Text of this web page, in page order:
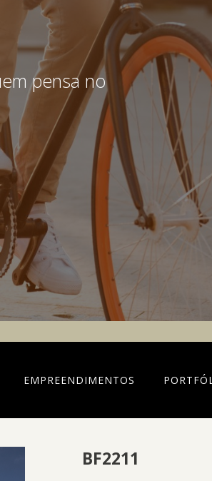
pensa no
EMPREENDIMENTOS
BF2211